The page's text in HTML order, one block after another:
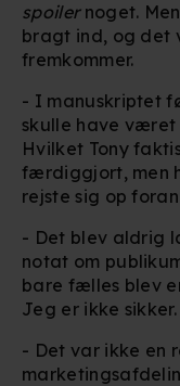
spoilernoget.
bragt ind, og det
fremkommer.
- I manuskriptet
skulle have været
Hvilket Tony
færdiggjort, men
rejste sig op
- Det blev aldrig
notat om
bare fælles blev
Jeg er ikke sikker.
- Det var ikke en